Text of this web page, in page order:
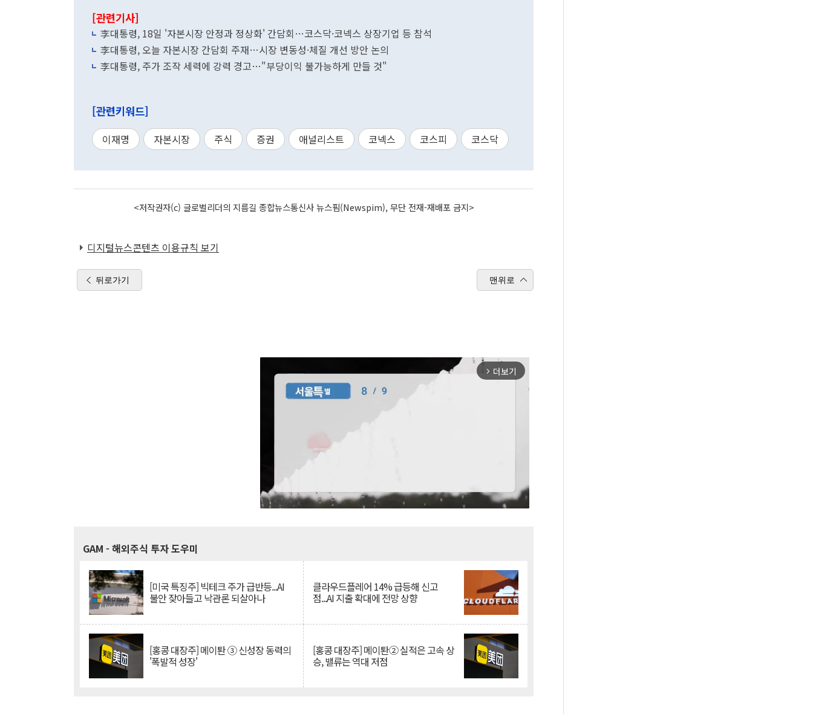
[관련기사]
李대통령, 18일 '자본시장 안정과 정상화' 간담회…코스닥·코넥스 상장기업 등 참석
李대통령, 오늘 자본시장 간담회 주재…시장 변동성·체질 개선 방안 논의
李대통령, 주가 조작 세력에 강력 경고…"부당이익 불가능하게 만들 것"
[관련키워드]
이재명 자본시장 주식 증권 애널리스트 코넥스 코스피 코스닥
<저작권자(c) 글로벌리더의 지름길 종합뉴스통신사 뉴스핌(Newspim), 무단 전재-재배포 금지>
디지털뉴스콘텐츠 이용규칙 보기
뒤로가기 맨위로
arrow_forward_ios 더보기
GAM - 해외주식 투자 도우미
[미국 특징주] 빅테크 주가 급반등...AI
불안 잦아들고 낙관론 되살아나
클라우드플레어 14% 급등해 신고
점...AI 지출 확대에 전망 상향
[홍콩 대장주] 메이퇀 ③ 신성장 동력의
'폭발적 성장'
[홍콩 대장주] 메이퇀② 실적은 고속 상
승, 밸류는 역대 저점